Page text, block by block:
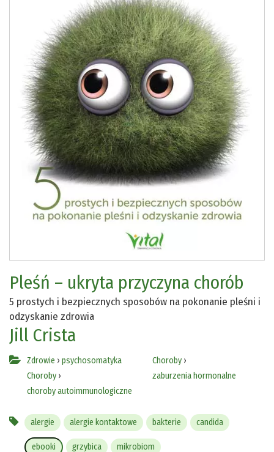
Pleśń – ukryta przyczyna chorób
5 prostych i bezpiecznych sposobów na pokonanie pleśni i
odzyskanie zdrowia
Jill Crista
Zdrowie › psychosomatyka
Choroby ›
choroby autoimmunologiczne
Choroby›
zaburzenia hormonalne
alergie alergie kontaktowe bakterie candida
ebooki grzybica mikrobiom